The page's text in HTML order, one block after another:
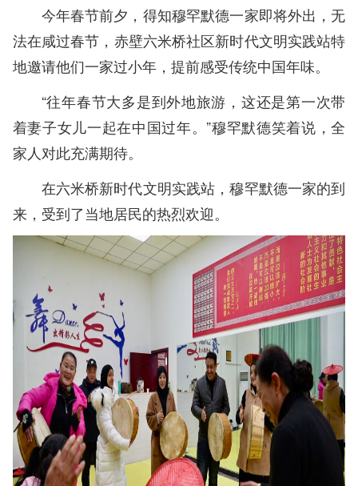
今年春节前夕，得知穆罕默德一家即将外出，无
法在咸过春节，赤壁六米桥社区新时代文明实践站特
地邀请他们一家过小年，提前感受传统中国年味。
“往年春节大多是到外地旅游，这还是第一次带
着妻子女儿一起在中国过年。”穆罕默德笑着说，全
家人对此充满期待。
在六米桥新时代文明实践站，穆罕默德一家的到
来，受到了当地居民的热烈欢迎。